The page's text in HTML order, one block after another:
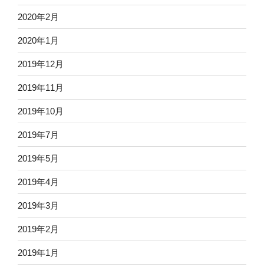
2020年2月
2020年1月
2019年12月
2019年11月
2019年10月
2019年7月
2019年5月
2019年4月
2019年3月
2019年2月
2019年1月